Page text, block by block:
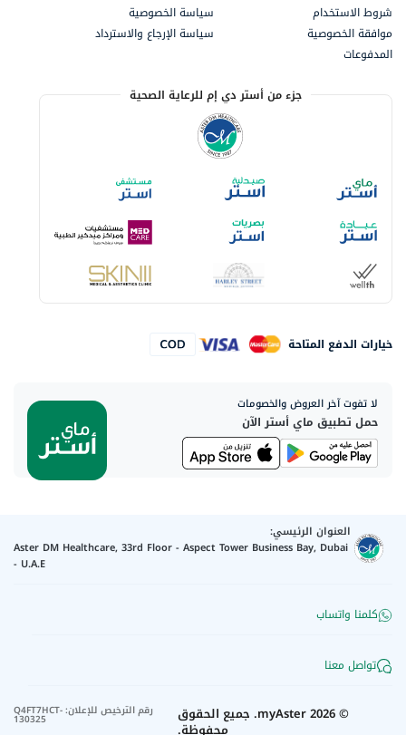
شروط الاستخدام
سياسة الخصوصية
موافقة الخصوصية
سياسة الإرجاع والاسترداد
المدفوعات
جزء من أستر دي إم للرعاية الصحية
خيارات الدفع المتاحة
لا تفوت آخر العروض والخصومات
حمل تطبيق ماي أستر الآن
العنوان الرئيسي:
Aster DM Healthcare, 33rd Floor - Aspect Tower Business Bay, Dubai
- U.A.E
كلمنا واتساب
تواصل معنا
©
2026
myAster. جميع الحقوق
محفوظة.
رقم الترخيص للإعلان:
Q4FT7HCT-
130325